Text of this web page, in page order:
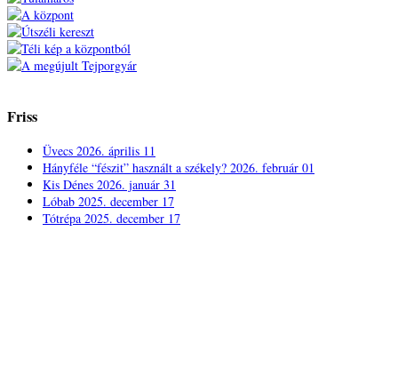
Friss
Üvecs 2026. április 11
Hányféle “fészit” használt a székely? 2026. február 01
Kis Dénes 2026. január 31
Lóbab 2025. december 17
Tótrépa 2025. december 17